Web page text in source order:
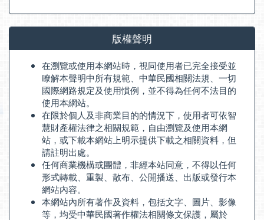
版權聲明
在瀏覽或使用本網站時，視同使用者已完全接受並
瞭解本聲明中所有規範、中華民國相關法規、一切
國際網路規定及使用慣例，並不得為任何不法目的
使用本網站。
在限於個人及非商業目的的情況下，使用者可依智
慧財產權法律之相關規範，自由瀏覽及使用本網
站，或下載本網站上明示提供下載之相關資料，但
請註明出處。
任何商業機構或團體，非經本站同意，不得以任何
形式轉載、重製、散布、公開播送、出版或發行本
網站內容。
本網站內所有著作及資料，包括文字、圖片、影像
等，均受中華民國著作權法相關條文保護，屬於